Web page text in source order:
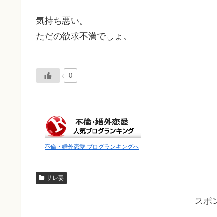
気持ち悪い。
ただの欲求不満でしょ。
0
不倫・婚外恋愛 ブログランキングへ
サレ妻
スポ